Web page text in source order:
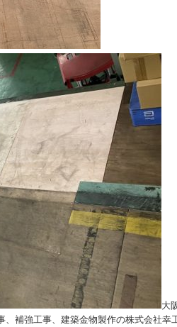
大
補強工事、建築金物製作の株式会社幸